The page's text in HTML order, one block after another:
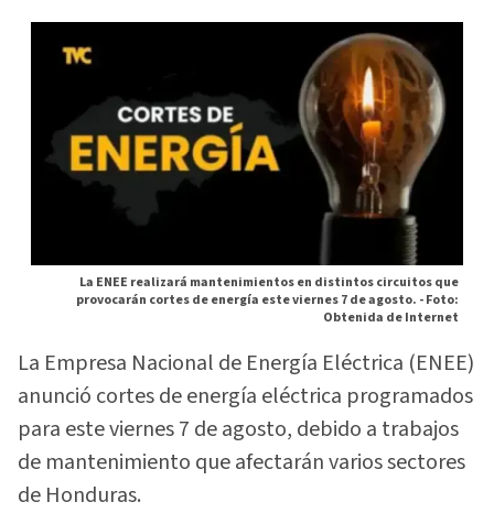
La ENEE realizará mantenimientos en distintos circuitos que
provocarán cortes de energía este viernes 7 de agosto. -Foto:
Obtenida de Internet
La Empresa Nacional de Energía Eléctrica (ENEE)
anunció cortes de energía eléctrica programados
para este viernes 7 de agosto, debido a trabajos
de mantenimiento que afectarán varios sectores
de Honduras.